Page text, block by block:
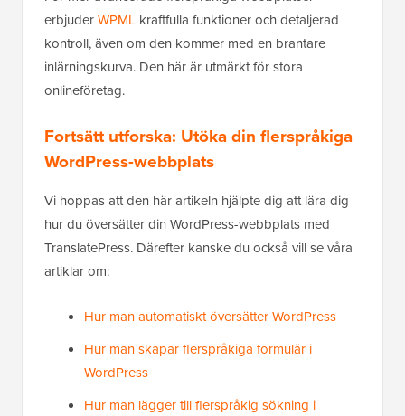
erbjuderWPML kraftfulla funktioner och detaljerad
kontroll, även om den kommer med en brantare
inlärningskurva. Den här är utmärkt för stora
onlineföretag.
Fortsätt utforska: Utöka din flerspråkiga
WordPress-webbplats
Vi hoppas att den här artikeln hjälpte dig att lära dig
hur du översätter din WordPress-webbplats med
TranslatePress. Därefter kanske du också vill se våra
artiklar om:
Hur man automatiskt översätter WordPress
Hur man skapar flerspråkiga formulär i
WordPress
Hur man lägger till flerspråkig sökning i